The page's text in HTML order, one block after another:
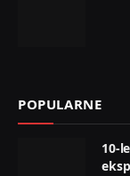
POPULARNE
10-